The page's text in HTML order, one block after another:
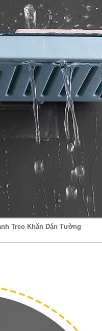
Treo Khăn Dán Tường